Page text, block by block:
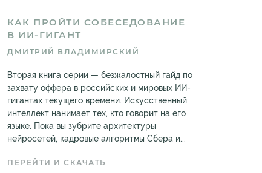
КАК ПРОЙТИ СОБЕСЕДОВАНИЕ
В ИИ-ГИГАНТ
ДМИТРИЙ ВЛАДИМИРСКИЙ
Вторая книга серии — безжалостный гайд по
захвату оффера в российских и мировых ИИ-
гигантах текущего времени. Искусственный
интеллект нанимает тех, кто говорит на его
языке. Пока вы зубрите архитектуры
нейросетей, кадровые алгоритмы Сбера и...
ПЕРЕЙТИ И СКАЧАТЬ